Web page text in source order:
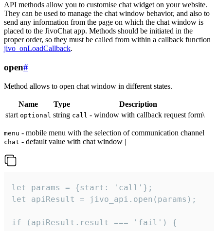
API methods allow you to customise chat widget on your website.
They can be used to manage the chat window behavior, and also to
send any information from the page on which the chat window is
placed to the JivoChat app. Methods should be initiated in the
proper order, so they must be called from within a callback function
jivo_onLoadCallback.
open#
Method allows to open chat window in different states.
Name Type
Description
start optional string call - window with callback request form\
menu - mobile menu with the selection of communication channel
chat - default value with chat window |
let params = {start: 'call'};
let apiResult = jivo_api.open(params);
if (apiResult.result === 'fail') {